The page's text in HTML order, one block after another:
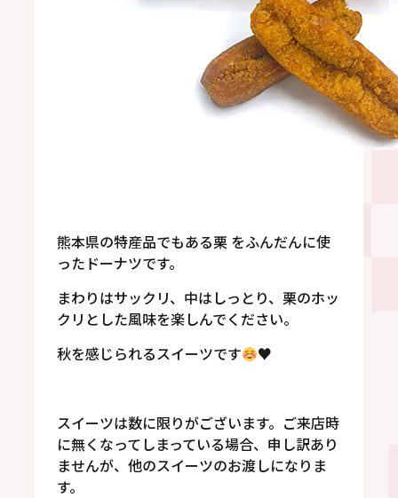
熊本県の特産品でもある栗 をふんだんに使
ったドーナツです。
まわりはサックリ、中はしっとり、栗のホッ
クリとした風味を楽しんでください。
秋を感じられるスイーツです
♥
スイーツは数に限りがございます。ご来店時
に無くなってしまっている場合、申し訳あり
ませんが、他のスイーツのお渡しになりま
す。